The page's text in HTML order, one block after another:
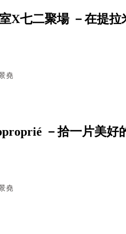
X七二聚場 －在提
堯
－拾一片美好
堯